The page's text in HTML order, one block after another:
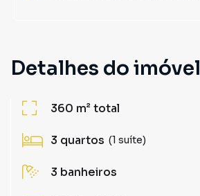
Detalhes do imóvel
360 m²total
3 quartos (1 suíte)
3 banheiros